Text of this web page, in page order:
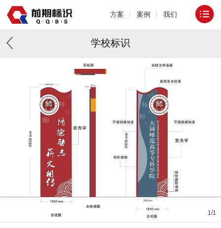
方案 案例 我们
学校标识
1 /1